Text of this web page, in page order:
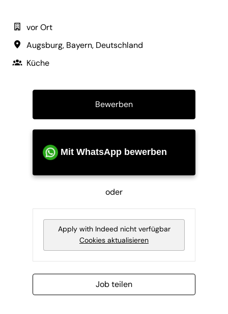
vor Ort
Augsburg, Bayern, Deutschland
Küche
Bewerben
Mit WhatsApp bewerben
oder
Apply with Indeed nicht verfügbar
Cookies aktualisieren
Job teilen